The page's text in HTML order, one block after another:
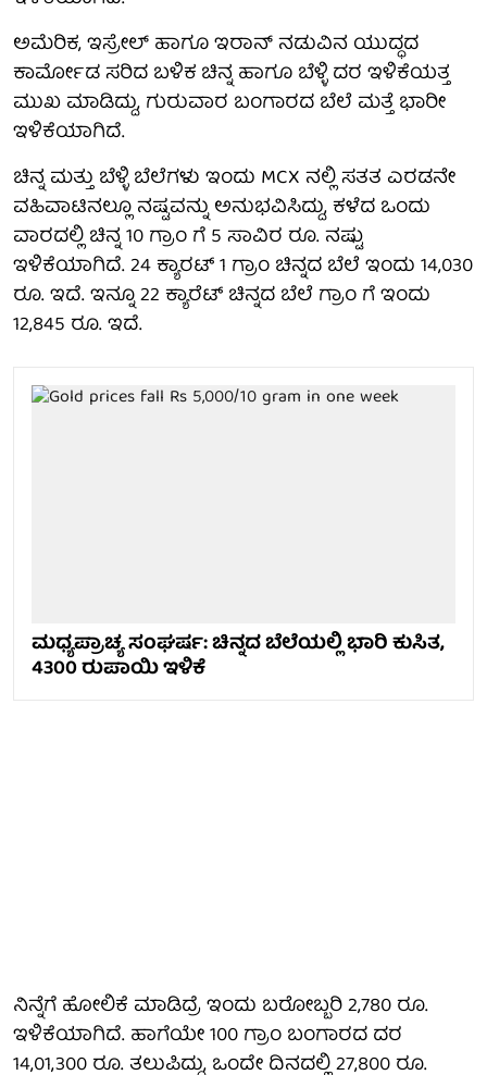
ಅಮೆರಿಕ, ಇಸ್ರೇಲ್ ಹಾಗೂ ಇರಾನ್ ನಡುವಿನ ಯುದ್ಧದ
ಕಾರ್ಮೋಡ ಸರಿದ ಬಳಿಕ ಚಿನ್ನ ಹಾಗೂ ಬೆಳ್ಳಿ ದರ ಇಳಿಕೆಯತ್ತ
ಮುಖ ಮಾಡಿದ್ದು, ಗುರುವಾರ ಬಂಗಾರದ ಬೆಲೆ ಮತ್ತೆ ಭಾರೀ
ಇಳಿಕೆಯಾಗಿದೆ.
ಚಿನ್ನ ಮತ್ತು ಬೆಳ್ಳಿ ಬೆಲೆಗಳು ಇಂದು MCX ನಲ್ಲಿ ಸತತ ಎರಡನೇ
ವಹಿವಾಟಿನಲ್ಲೂ ನಷ್ಟವನ್ನು ಅನುಭವಿಸಿದ್ದು, ಕಳೆದ ಒಂದು
ವಾರದಲ್ಲಿ ಚಿನ್ನ 10 ಗ್ರಾಂ ಗೆ 5 ಸಾವಿರ ರೂ. ನಷ್ಟು
ಇಳಿಕೆಯಾಗಿದೆ. 24 ಕ್ಯಾರಟ್ 1 ಗ್ರಾಂ ಚಿನ್ನದ ಬೆಲೆ ಇಂದು 14,030
ರೂ. ಇದೆ. ಇನ್ನೂ 22 ಕ್ಯಾರೆಟ್ ಚಿನ್ನದ ಬೆಲೆ ಗ್ರಾಂ ಗೆ ಇಂದು
12,845 ರೂ. ಇದೆ.
ಮಧ್ಯಪ್ರಾಚ್ಯ ಸಂಘರ್ಷ: ಚಿನ್ನದ ಬೆಲೆಯಲ್ಲಿ ಭಾರಿ ಕುಸಿತ,
4300 ರುಪಾಯಿ ಇಳಿಕೆ
ನಿನ್ನೆಗೆ ಹೋಲಿಕೆ ಮಾಡಿದ್ರೆ ಇಂದು ಬರೋಬ್ಬರಿ 2,780 ರೂ.
ಇಳಿಕೆಯಾಗಿದೆ. ಹಾಗೆಯೇ 100 ಗ್ರಾಂ ಬಂಗಾರದ ದರ
14,01,300 ರೂ. ತಲುಪಿದ್ದು, ಒಂದೇ ದಿನದಲ್ಲಿ 27,800 ರೂ.